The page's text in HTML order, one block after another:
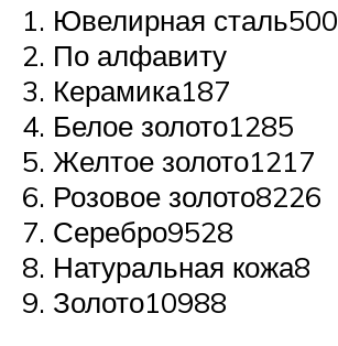
Ювелирная сталь500
По алфавиту
Керамика187
Белое золото1285
Желтое золото1217
Розовое золото8226
Серебро9528
Натуральная кожа8
Золото10988